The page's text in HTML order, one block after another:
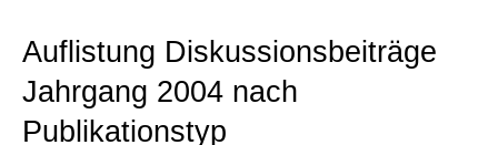
Auflistung Diskussionsbeiträge
Jahrgang 2004 nach
Publikationstyp